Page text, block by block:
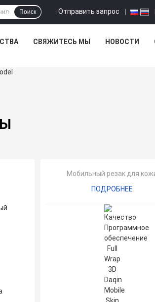
Отправить запрос |
Поиск
СВЯЖИТЕСЬ МЫ НОВОСТИ
Мобильный резак для
ПОДРОБНЕЕ